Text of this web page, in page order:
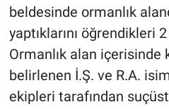
beldesinde ormanlık
yaptıklarını öğrendikleri
Ormanlık alan içerisinde
belirlenen İ.Ş. ve R.A.
ekipleri tarafından